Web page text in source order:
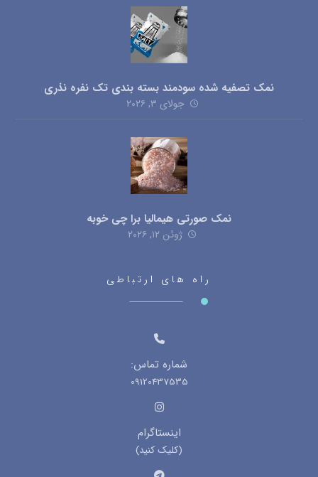
نمک تصفیه شده سودمند بسته بندی تک نفره نذری
جولای ۳, ۲۰۲۶
نمک صورتی هیمالیا برا چی خوبه
ژوئن ۱۲, ۲۰۲۶
راه های ارتباطی
شماره تماس:
09120437535
اینستاگرام
(کلیک کنید)